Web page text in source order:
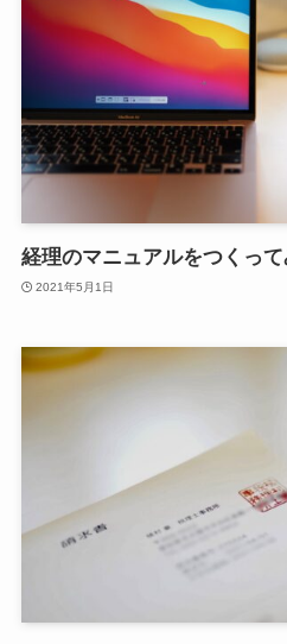
経理のマニュアルをつくって
2021年5月1日